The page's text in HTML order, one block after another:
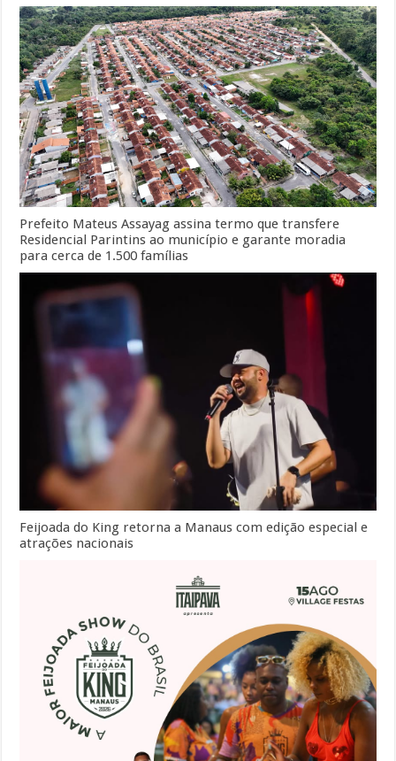
Prefeito Mateus Assayag assina termo que transfere
Residencial Parintins ao município e garante moradia
para cerca de 1.500 famílias
Feijoada do King retorna a Manaus com edição especial e
atrações nacionais